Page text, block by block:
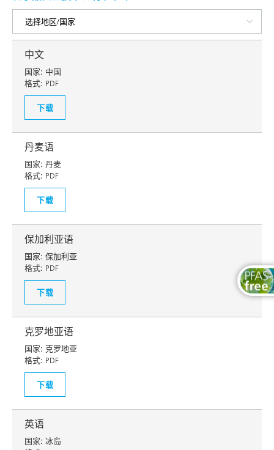
中文
国家: 中国
格式: PDF
下载
丹麦语
国家: 丹麦
格式: PDF
下载
保加利亚语
国家: 保加利亚
格式: PDF
下载
克罗地亚语
国家: 克罗地亚
格式: PDF
下载
英语
国家: 冰岛